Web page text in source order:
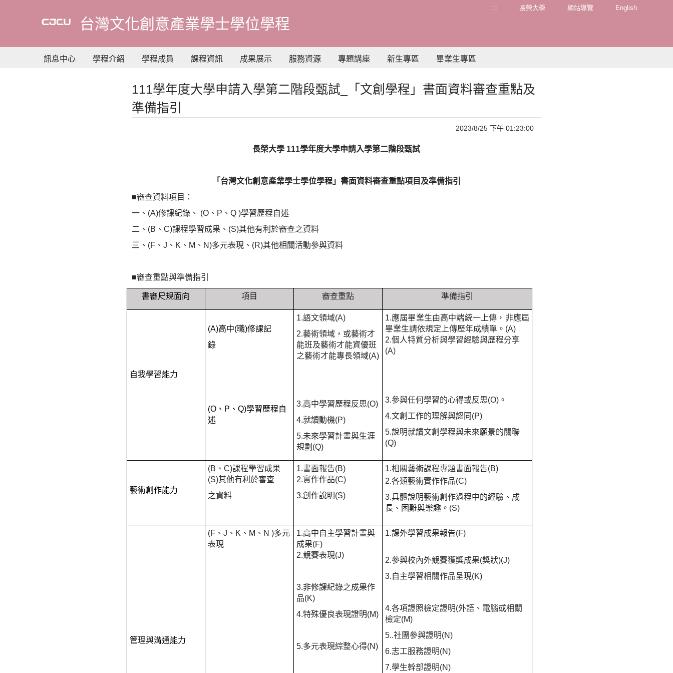
要
容
台灣文化創意產業學士學位學程
::: 長榮大學 網站導覽 English
訊息中心 學程介紹 學程成員 課程資訊 成果展示 服務資源 專題講座 新生專區 畢業生專區
111學年度大學申請入學第二階段甄試_「文創學程」書面資料審查重點及
準備指引
2023/8/25 下午 01:23:00
長榮大學 111學年度大學申請入學第二階段甄試
「台灣文化創意產業學士學位學程」書面資料審查重點項目及準備指引
■審查資料項目：
一、(A)修課紀錄、 (O、P、Q )學習歷程自述
二、(B、C)課程學習成果、(S)其他有利於審查之資料
三、 (F、J、K、M、N)多元表現、(R)其他相關活動參與資料
■審查重點與準備指引
書審尺規面向 項目 審查重點 準備指引
自我學習能力
(A)高中(職)修課記
錄
(O、P、Q)學習歷程自
述
1.語文領域(A)
2.藝術領域，或藝術才
能班及藝術才能資優班
之藝術才能專長領域(A)
3.高中學習歷程反思(O)
4.就讀動機(P)
5.未來學習計畫與生涯
規劃(Q)
1.應屆畢業生由高中端統一上傳，非應屆
畢業生請依規定上傳歷年成績單。(A)
2.個人特質分析與學習經驗與歷程分享
(A)
3.參與任何學習的心得或反思(O)。
4.文創工作的理解與認同(P)
5.說明就讀文創學程與未來願景的關聯
(Q)
藝術創作能力
(B、C)課程學習成果
(S)其他有利於審查
之資料
1.書面報告(B)
2.實作作品(C)
3.創作說明(S)
1.相關藝術課程專題書面報告(B)
2.各類藝術實作作品(C)
3.具體說明藝術創作過程中的經驗、成
長、困難與樂趣。(S)
管理與溝通能力
(F、J、K、M、N )多元
表現
1.高中自主學習計畫與
成果(F)
2.競賽表現(J)
3.非修課紀錄之成果作
品(K)
4.特殊優良表現證明(M)
5.多元表現綜整心得(N)
1.課外學習成果報告(F)
2.參與校內外競賽獲獎成果(獎狀)(J)
3.自主學習相關作品呈現(K)
4.各項證照檢定證明(外語、電腦或相關
檢定(M)
5..社團參與證明(N)
6.志工服務證明(N)
7.學生幹部證明(N)